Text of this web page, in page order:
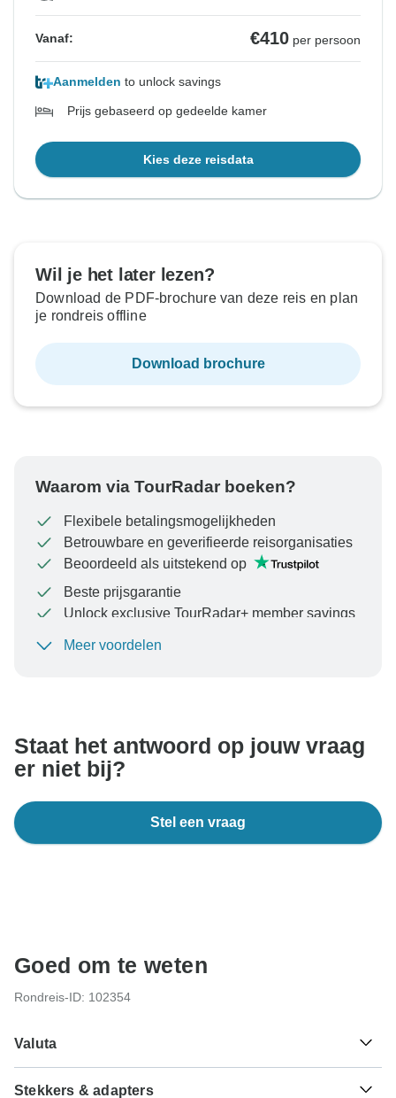
Vanaf: €410 per persoon
Aanmelden to unlock savings
Prijs gebaseerd op gedeelde kamer
Kies deze reisdata
Wil je het later lezen?
Download de PDF-brochure van deze reis en plan
je rondreis offline
Download brochure
Waarom via TourRadar boeken?
Flexibele betalingsmogelijkheden
Betrouwbare en geverifieerde reisorganisaties
Beoordeeld als uitstekend op
Beste prijsgarantie
Unlock exclusive TourRadar+ member savings
Om uw betaling te beschermen en ervoor te zorgen
Meer voordelen
Staat het antwoord op jouw vraag
er niet bij?
Stel een vraag
Goed om te weten
Rondreis-ID: 102354
Valuta
Stekkers & adapters